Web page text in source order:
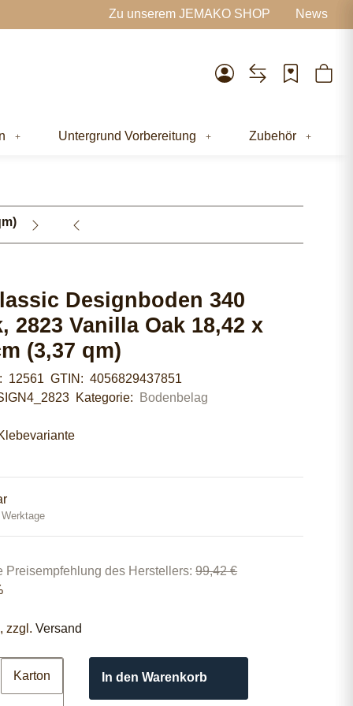
Zu unserem JEMAKO SHOP News
Untergrund Vorbereitung Zubehör
Designboden 340
2823 Vanilla Oak 18,42 x
(3,37 qm)
12561 GTIN:4056829437851
Kategorie: Bodenbelag
Preisempfehlung des Herstellers:99,42 €
zzgl.Versand
Karton In den Warenkorb